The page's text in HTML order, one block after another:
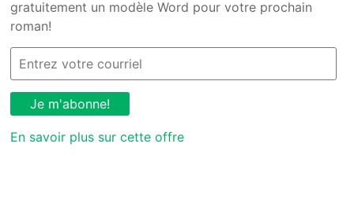
gratuitement un modèle Word pour votre prochain
roman!
En savoir plus sur cette offre